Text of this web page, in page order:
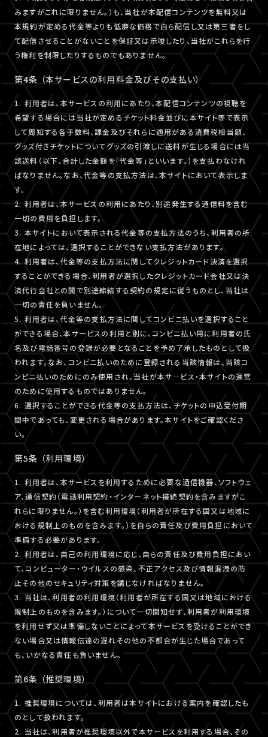
みますがこれに限りません。）も、当社が本配信コンテンツを無料又は
本規約が定める代金等よりも低廉な価格で自ら配信し又は第三者をし
て配信させることがないことを保証又は示唆したり、当社がこれらを行
う権利を制限したりするものでもありません。
第4条 （本サービスの利用料金及びその支払い）
1. 利用者は、本サービスの利用にあたり、本配信コンテンツの視聴を
希望する場合には当社が定めるチケット料金並びに本サイト等で表示
して周知する各手数料、課金及びそれらに適用がある消費税相当額、
グッズ付きチケットについてグッズの引渡しに送料が生じる場合には当
該送料（以下、合計した金額を「代金等」といいます。）を支払わなけれ
ばなりません。なお、代金等の支払方法は、本サイトにおいて表示しま
す。
2. 利用者は、本サービスの利用にあたり、別途発生する通信料を含む
一切の費用を負担します。
3. 本サイトにおいて表示される代金等の支払方法のうち、利用者の所
在地によっては、選択することができない支払方法があります。
4. 利用者は、代金等の支払方法に関してクレジットカード決済を選択
することができる場合、利用者が選択したクレジットカード会社又は決
済代行会社との間で別途締結する契約の規定に従うものとし、当社は
一切の責任を負いません。
5. 利用者は、代金等の支払方法に関してコンビニ払いを選択すること
ができる場合、本サービスの利用と別に、コンビニ払い用に利用者の氏
名及び電話番号の登録が必要となることを予め了承したものとして扱
われます。なお、コンビニ払いのために登録される当該情報は、当該コ
ンビニ払いのためにのみ使用され、当社が本サ―ビス・本サイトの運営
のために使用するものではありません。
6. 選択することができる代金等の支払方法は、チケットの申込受付期
間中であっても、変更される場合があります。本サイトをご確認くださ
い。
第5条 （利用環境）
1. 利用者は、本サービスを利用するために必要な通信機器、ソフトウェ
ア、通信契約（電話利用契約・インターネット接続契約を含みますがこ
れらに限りません。）を含む利用環境（利用者が所在する国又は地域に
おける規制上のものを含みます。）を自らの責任及び費用負担において
準備する必要があります。
2. 利用者は、自己の利用環境に応じ、自らの責任及び費用負担におい
て、コンピューター・ウイルスの感染、不正アクセス及び情報漏洩の防
止その他のセキュリティ対策を講じなければなりません。
3. 当社は、利用者の利用環境（利用者が所在する国又は地域における
規制上のものを含みます。）について一切関知せず、利用者が利用環境
を利用せず又は準備しないことによって本サービスを受けることができ
ない場合又は情報伝達の遅れその他の不都合が生じた場合であって
も、いかなる責任も負いません。
第6条 （推奨環境）
1. 推奨環境については、利用者は本サイトにおける案内を確認したも
のとして扱われます。
2. 当社は、利用者が推奨環境以外で本サービスを利用する場合、その